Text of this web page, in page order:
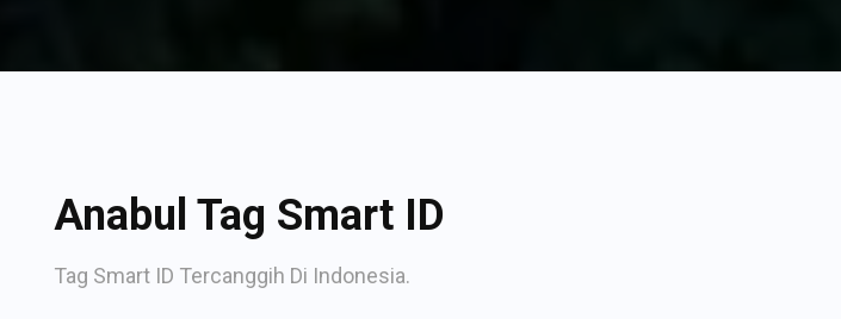
Anabul Tag Smart ID
Tag Smart ID Tercanggih Di Indonesia.